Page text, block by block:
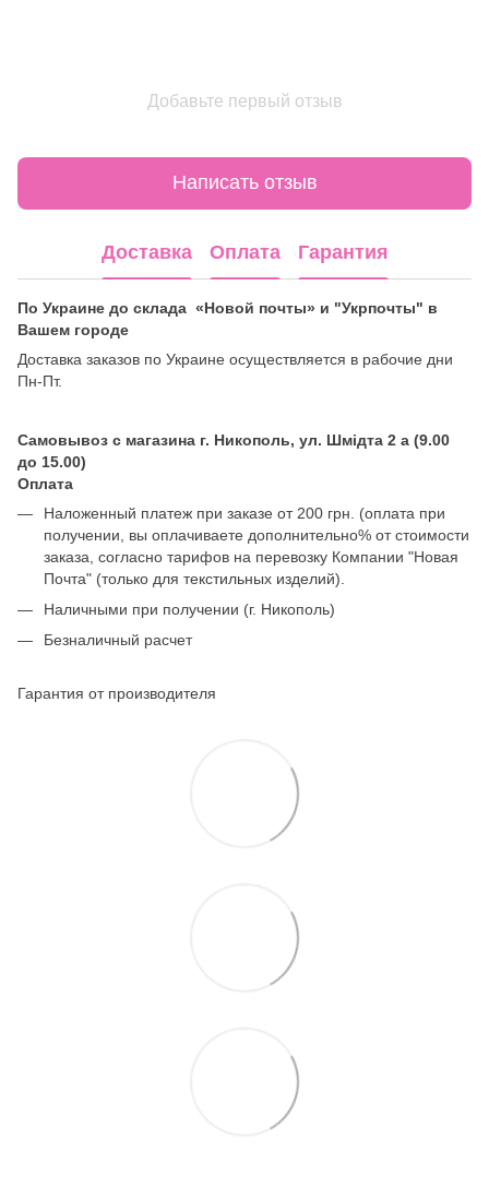
Добавьте первый отзыв
Написать отзыв
Доставка Оплата Гарантия
По Украине до склада «Новой почты» и "Укрпочты" в
Вашем городе
Доставка заказов по Украине осуществляется в рабочие дни
Пн-Пт.
Самовывоз с магазина г. Никополь, ул. Шмідта 2 а (9.00
до 15.00)
Оплата
Наложенный платеж при заказе от 200 грн. (оплата при
получении, вы оплачиваете дополнительно% от стоимости
заказа, согласно тарифов на перевозку Компании "Новая
Почта" (только для текстильных изделий).
Наличными при получении (г. Никополь)
Безналичный расчет
Гарантия от производителя